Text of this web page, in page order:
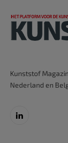
Kunststof
Nederland en
LinkedIn